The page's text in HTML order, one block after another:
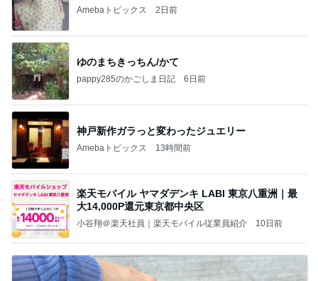
Amebaトピックス 2日前
ゆのまちきっちん/かて
pappy285のかごしま日記 6日前
神戸新作ガラっと変わったジュエリー
Amebaトピックス 13時間前
楽天モバイル ヤマダデンキ LABI 東京八重洲｜最
大14,000P還元東京都中央区
小谷翔＠楽天社員｜楽天モバイル従業員紹介 10日前